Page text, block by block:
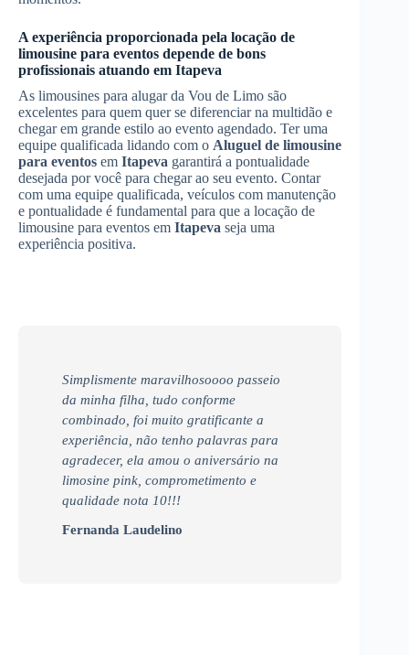
A experiência proporcionada pela locação de
limousine para eventos depende de bons
profissionais atuando em Itapeva
As limousines para alugar da Vou de Limo são
excelentes para quem quer se diferenciar na multidão e
chegar em grande estilo ao evento agendado. Ter uma
equipe qualificada lidando com o Aluguel de limousine
para eventos em Itapeva garantirá a pontualidade
desejada por você para chegar ao seu evento. Contar
com uma equipe qualificada, veículos com manutenção
e pontualidade é fundamental para que a locação de
limousine para eventos em Itapeva seja uma
experiência positiva.
Simplismente maravilhosoooo passeio
da minha filha, tudo conforme
combinado, foi muito gratificante a
experiência, não tenho palavras para
agradecer, ela amou o aniversário na
limosine pink, comprometimento e
qualidade nota 10!!!
Fernanda Laudelino